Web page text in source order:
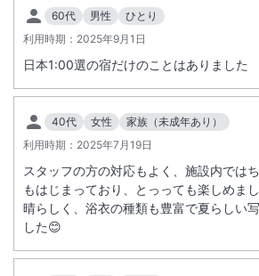
温泉
施設からのお知らせ
盛岡駅より無料シャトルバスが運行しており
は宿泊施設へご確認ください。
冬期間はスタッドレスタイヤ着用をおすすめ
おります。
60代 男性
ひとり
利用時期： 2025年9月1日
日本1:00選の宿だけのことはありました
40代 女性
家族（未成年あり）
利用時期： 2025年7月19日
スタッフの方の対応もよく、施設内では
もはじまっており、とっっても楽しめま
晴らしく、浴衣の種類も豊富で夏らしい
した😊